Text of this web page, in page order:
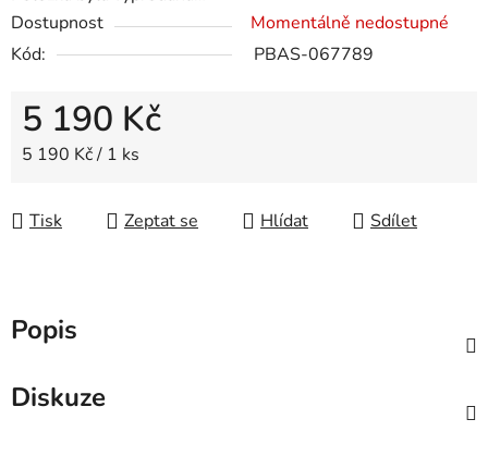
Dostupnost
Momentálně nedostupné
Kód:
PBAS-067789
5 190 Kč
Měrná cena:
5 190 Kč / 1 ks
Tisk Zeptat se Hlídat Sdílet
Popis
Diskuze